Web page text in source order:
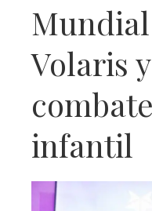
Mundial
Volaris
infantil